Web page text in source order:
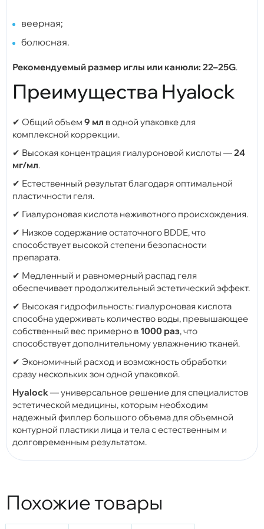
веерная;
болюсная.
Рекомендуемый размер иглы или канюли: 22–25G.
Преимущества Hyalock
✔ Общий объем 9 мл в одной упаковке для
комплексной коррекции.
✔ Высокая концентрация гиалуроновой кислоты —24
мг/мл.
✔ Естественный результат благодаря оптимальной
пластичности геля.
✔ Гиалуроновая кислота неживотного происхождения.
✔ Низкое содержание остаточного BDDE, что
способствует высокой степени безопасности
препарата.
✔ Медленный и равномерный распад геля
обеспечивает продолжительный эстетический эффект.
✔ Высокая гидрофильность: гиалуроновая кислота
способна удерживать количество воды, превышающее
собственный вес примерно в 1000 раз, что
способствует дополнительному увлажнению тканей.
✔ Экономичный расход и возможность обработки
сразу нескольких зон одной упаковкой.
Hyalock — универсальное решение для специалистов
эстетической медицины, которым необходим
надежный филлер большого объема для объемной
контурной пластики лица и тела с естественным и
долговременным результатом.
Похожие товары